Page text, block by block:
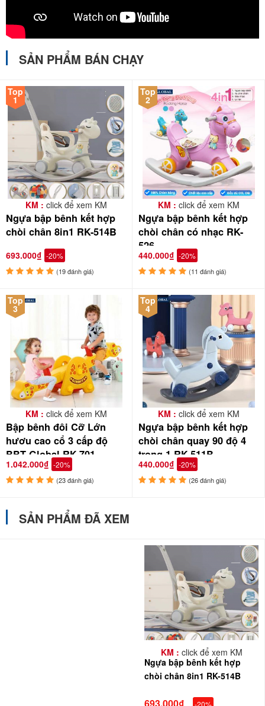
SẢN PHẨM BÁN CHẠY
Top
1
KM : click để xem KM
Ngựa bập bênh kết hợp
chòi chân 8in1 RK-514B
693.000₫ -20%
(19 đánh giá)
Top
2
KM : click để xem KM
Ngựa bập bênh kết hợp
chòi chân có nhạc RK-
526
440.000₫ -20%
(11 đánh giá)
Top
3
KM : click để xem KM
Bập bênh đôi Cỡ Lớn
hươu cao cổ 3 cấp độ
BBT Global RK-701
1.042.000₫ -20%
(23 đánh giá)
Top
4
KM : click để xem KM
Ngựa bập bênh kết hợp
chòi chân quay 90 độ 4
trong 1 RK-511B
440.000₫ -20%
(26 đánh giá)
SẢN PHẨM ĐÃ XEM
KM : click để xem KM
Ngựa bập bênh kết hợp
chòi chân 8in1 RK-514B
693.000₫ -20%